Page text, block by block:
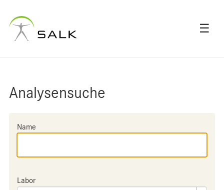
☰
Analysensuche
Name
Labor